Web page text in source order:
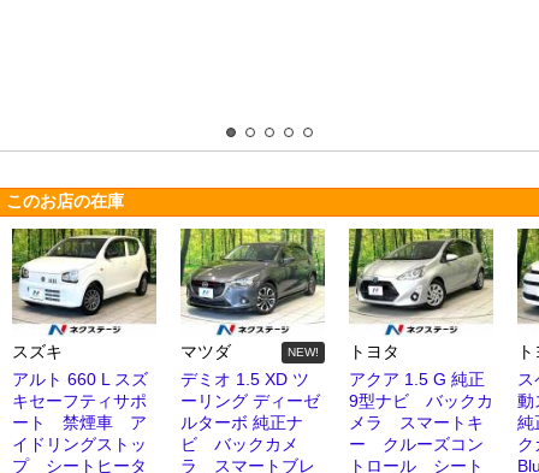
このお店の在庫
スズキ
アルト 660 L スズ
キセーフティサポ
ート 禁煙車 ア
イドリングストッ
プ シートヒータ
マツダ NEW!
デミオ 1.5 XD ツ
ーリング ディーゼ
ルターボ 純正ナ
ビ バックカメ
ラ スマートブレ
トヨタ
アクア 1.5 G 純正
9型ナビ バックカ
メラ スマートキ
ー クルーズコン
トロール シート
純